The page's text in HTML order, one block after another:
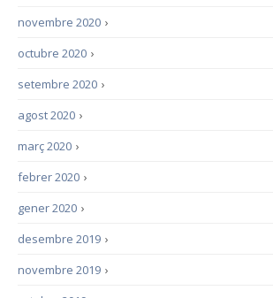
›
novembre 2020
›
octubre 2020
›
setembre 2020
›
agost 2020
›
març 2020
›
febrer 2020
›
gener 2020
›
desembre 2019
›
novembre 2019